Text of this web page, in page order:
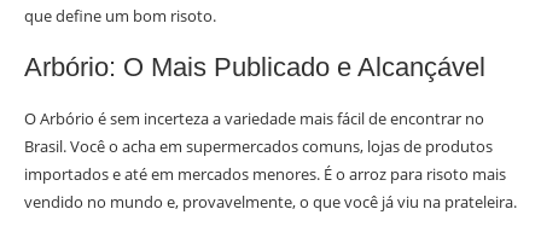
que define um bom risoto.
Arbório: O Mais Publicado e Alcançável
O Arbório é sem incerteza a variedade mais fácil de encontrar no
Brasil. Você o acha em supermercados comuns, lojas de produtos
importados e até em mercados menores. É o arroz para risoto mais
vendido no mundo e, provavelmente, o que você já viu na prateleira.